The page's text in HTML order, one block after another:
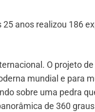
anos realizou 186
O projeto
mundial e para
sobre uma pedra
de 360